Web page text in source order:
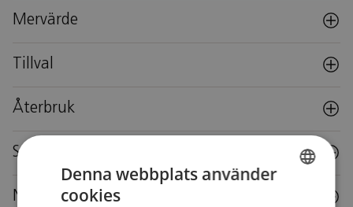
Mervärde
Tillval
Återbruk
Specifikationer
Nedladdningar
Denna webbplats använder
cookies